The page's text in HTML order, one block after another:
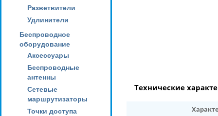
Разветвители
Удлинители
Беспроводное
оборудование
Аксессуары
Беспроводные
антенны
Сетевые
маршрутизаторы
Точки доступа
Технические